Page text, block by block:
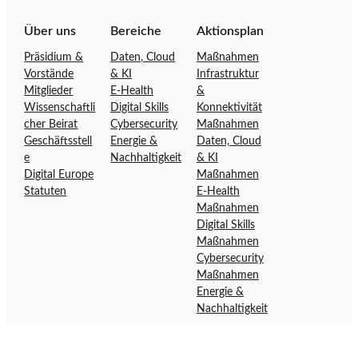
i
t
e
d
e
r
D
i
e
n
s
i
v
e
Ö
s
Über uns
Präsidium &
Vorstände
Mitglieder
Wissenschaftli
cher Beirat
Geschäftsstell
e
Digital Europe
Statuten
Bereiche
Daten, Cloud
& KI
E-Health
Digital Skills
Cybersecurity
Energie &
Nachhaltigkeit
Aktionsplan
Maßnahmen
Infrastruktur
&
Konnektivität
Maßnahmen
Daten, Cloud
& KI
Maßnahmen
E-Health
Maßnahmen
Digital Skills
Maßnahmen
Cybersecurity
Maßnahmen
Energie &
Nachhaltigkeit